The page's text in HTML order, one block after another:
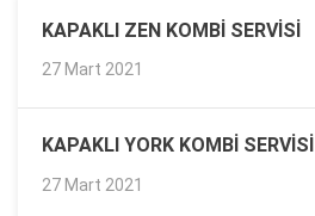
KAPAKLI ZEN KOMBI SERVISI
27 Mart 2021
KAPAKLI YORK KOMBI SERVISI
27 Mart 2021